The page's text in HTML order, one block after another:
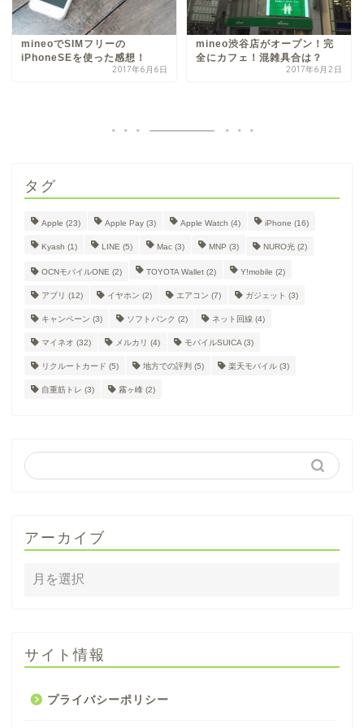
mineoでSIMフリーの
iPhoneSEを使った感想！
2017年6月6日
mineo渋谷店がオープン！完
全にカフェ！混雑具合は？
2017年6月2日
タグ
Apple (23) Apple Pay (3) Apple Watch (4) iPhone (16)
Kyash (1) LINE (5) Mac (3) MNP (3) NURO光 (2)
OCNモバイルONE (2) TOYOTA Wallet (2) Y!mobile (2)
アプリ (12) イヤホン (2) エアコン (7) ガジェット (3)
キャンペーン (3) ソフトバンク (2) ネット回線 (4)
マイネオ (32) メルカリ (4) モバイルSUICA (3)
リクルートカード (5) 地方での評判 (5) 楽天モバイル (3)
自重筋トレ (3) 霧ヶ峰 (2)
アーカイブ
サイト情報
プライバシーポリシー